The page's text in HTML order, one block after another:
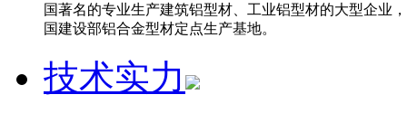
国著名的专业生产建筑铝型材、工业铝型材的大型企业
国建设部铝合金型材定点生产基地。
技术实力